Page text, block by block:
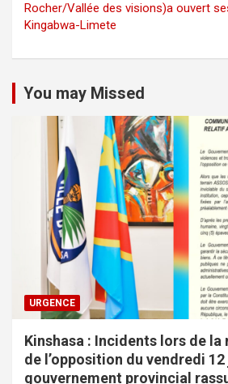
Rocher/Vallée des visions)a ouvert
Kingabwa-Limete
You may Missed
URGENCE
Kinshasa : Incidents lors de
de l’opposition du vendredi
gouvernement provincial